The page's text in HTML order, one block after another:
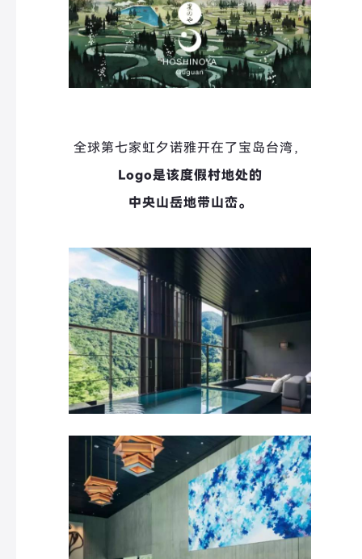
全球第七家虹夕诺雅开在了宝岛台湾，
Logo是该度假村地处的
中央山岳地带山峦。